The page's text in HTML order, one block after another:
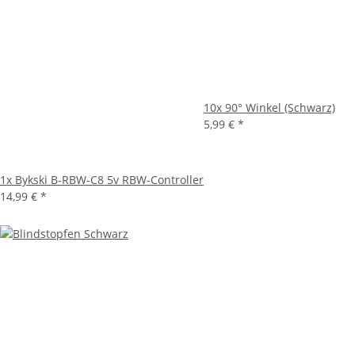
1x Bykski B-RBW-C8 5v RBW-Controller
14,99 € *
10x 90° Winkel (Schwarz)
5,99 € *